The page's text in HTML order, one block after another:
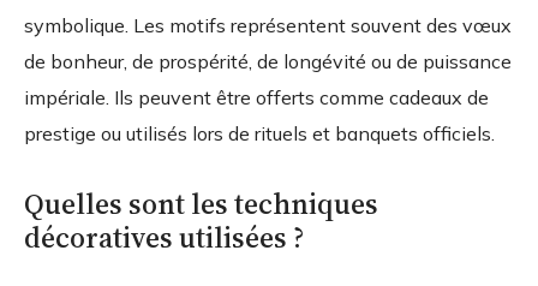
symbolique. Les motifs représentent souvent des vœux
de bonheur, de prospérité, de longévité ou de puissance
impériale. Ils peuvent être offerts comme cadeaux de
prestige ou utilisés lors de rituels et banquets officiels.
Quelles sont les techniques
décoratives utilisées ?